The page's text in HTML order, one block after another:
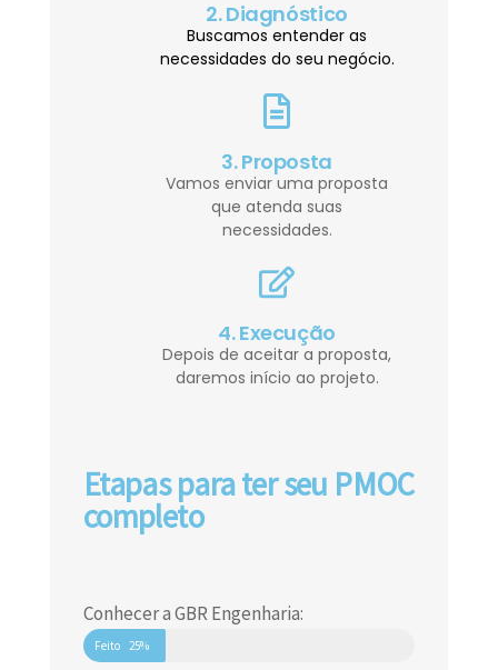
2. Diagnóstico
Buscamos entender as
necessidades do seu negócio.
3. Proposta
Vamos enviar uma proposta
que atenda suas
necessidades.
4. Execução
Depois de aceitar a proposta,
daremos início ao projeto.
Etapas para ter seu PMOC
completo
Conhecer a GBR Engenharia:
Feito 25%